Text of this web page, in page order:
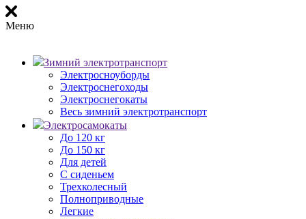
Меню
Зимний электротранспорт
Электросноуборды
Электроснегоходы
Электроснегокаты
Весь зимний электротранспорт
Электросамокаты
До 120 кг
До 150 кг
Для детей
С сиденьем
Трехколесный
Полноприводные
Легкие